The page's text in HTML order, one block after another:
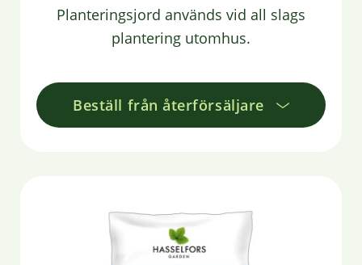
Planteringsjord används vid all slags
plantering utomhus.
Beställ från återförsäljare